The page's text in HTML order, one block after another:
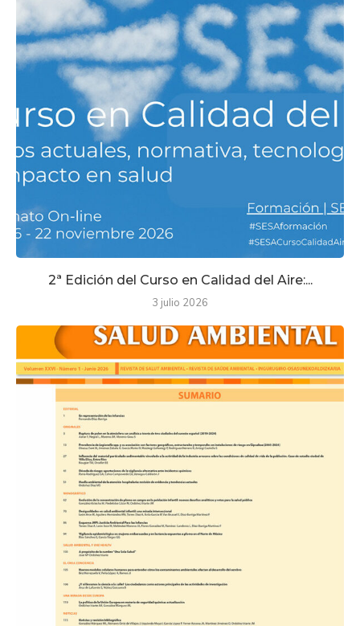
2ª Edición del Curso en Calidad del Aire:...
3 julio 2026